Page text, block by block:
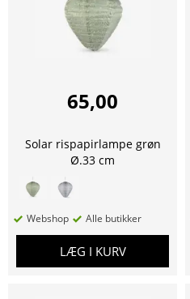
65,00
Solar rispapirlampe grøn
Ø.33 cm
Webshop Alle butikker
LÆG I KURV